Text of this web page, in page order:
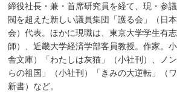
締役社長・兼・首席研究員を経て、現・参
閥を超えた新しい議員集団「護る会」（日
会）代表。ほかに現職は、東京大学学生有
師）、近畿大学経済学部客員教授。作家。
舎文庫）「わたしは灰猫」（小社刊）、ノ
らの祖国」（小社刊）「きみの大逆転」（ワ
新書）など。